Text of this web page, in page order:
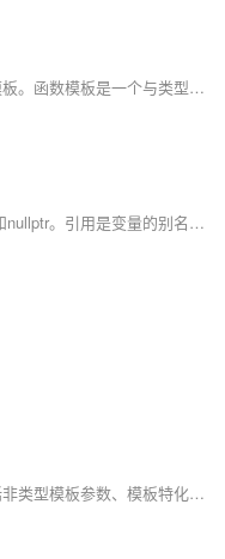
本内容主要讲解了C++中的函数模板与类模板。函数模板是一个与类型无关的函数家族，使用时根据实参类型生成特定版本，其定义可用`typename`或`class`作为关键字。函数模板实例化分为隐式和显式，前者由编译器推导类型，后者手动指定类型。同时，非模板函数优先于同名模板函数调用，且模板函数不支持自动类型转换。类模板则通过在类名后加`&lt;&gt;`指定类型实例化，生成具体类。最后，语录鼓励大家继续努力，技术不断进步！
本内容主要讲解C++中的引用、inline函数和nullptr。引用是变量的别名，与原变量共享内存，定义时需初始化且不可更改指向对象，适用于传参和返回值以提高效率；const引用可增强代码灵活性。Inline函数通过展开提高效率，但是否展开由编译器决定，不建议分离声明与定义。Nullptr用于指针赋空，取代C语言中的NULL。最后鼓励持续学习，精进技能，提升竞争力。
本文深入探讨了C++模板的高级特性，包括非类型模板参数、模板特化和模板分离编译。通过具体代码示例，详细讲解了非类型参数的应用场景及其限制，函数模板和类模板的特化方式，以及分离编译时可能出现的链接错误及解决方案。最后总结了模板的优点如提高代码复用性和类型安全，以及缺点如增加编译时间和代码复杂度。通过本文的学习，读者可以进一步加深对C++模板的理解并灵活应用于实际编程中。